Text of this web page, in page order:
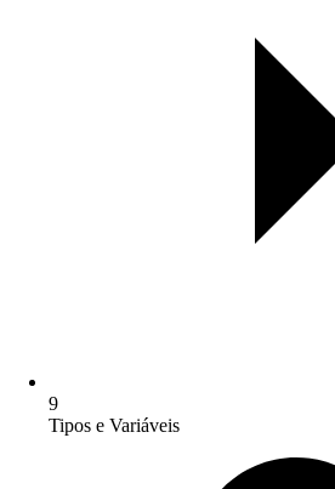
9
Tipos e Variáveis